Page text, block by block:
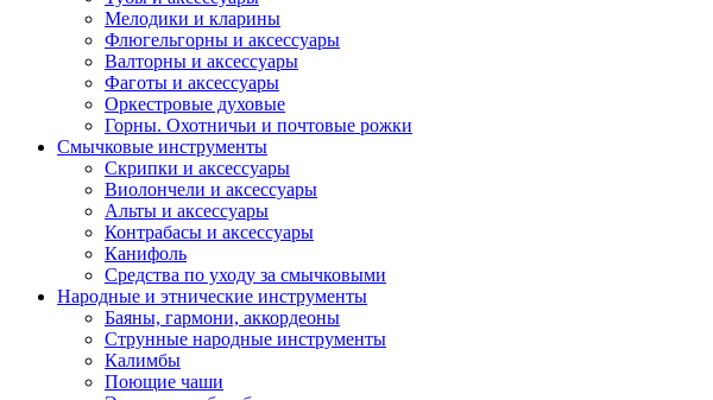
Мелодики и кларины
Флюгельгорны и аксессуары
Валторны и аксессуары
Фаготы и аксессуары
Оркестровые духовые
Горны. Охотничьи и почтовые рожки
Смычковые инструменты
Скрипки и аксессуары
Виолончели и аксессуары
Альты и аксессуары
Контрабасы и аксессуары
Канифоль
Средства по уходу за смычковыми
Народные и этнические инструменты
Баяны, гармони, аккордеоны
Струнные народные инструменты
Калимбы
Поющие чаши